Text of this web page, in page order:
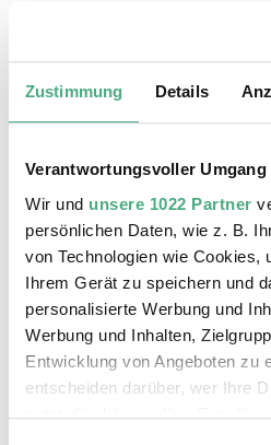
Zustimmung Details
Verantwortungsvoller Umgang
Wir und unsere 1022 Partner
persönlichen Daten, wie z. B.
von Technologien wie Cookies,
Ihrem Gerät zu speichern und
personalisierte Werbung und
Werbung und Inhalten,
Entwicklung von Angeboten zu
entscheiden darüber, wer Ihre
nutzt. Sie können Ihre
Anzahl Personen
Alter der Schüler (bei
Nachricht